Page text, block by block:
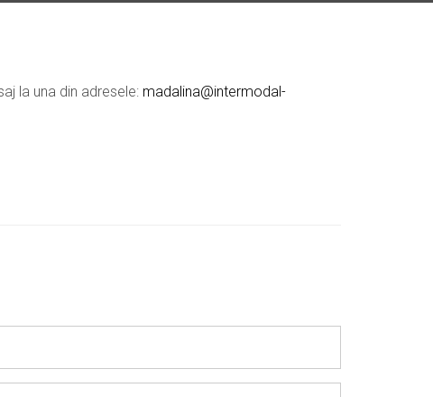
la una din adresele: madalina@intermodal-